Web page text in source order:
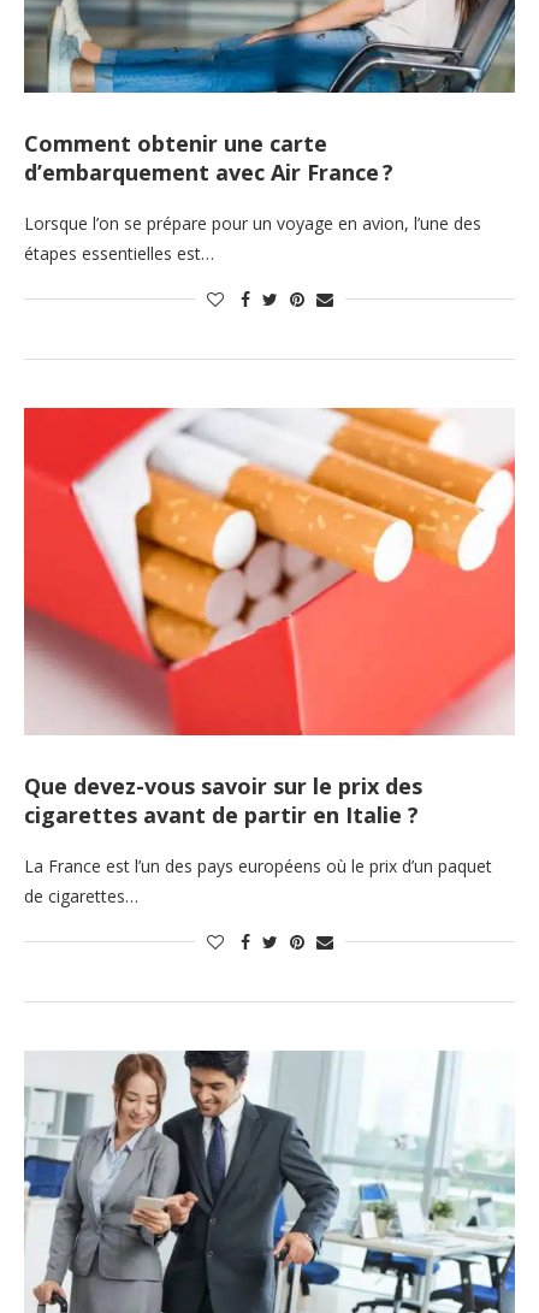
Comment obtenir une carte
d’embarquement avec Air France ?
Lorsque l’on se prépare pour un voyage en avion, l’une des
étapes essentielles est…
Que devez-vous savoir sur le prix des
cigarettes avant de partir en Italie ?
La France est l’un des pays européens où le prix d’un paquet
de cigarettes…